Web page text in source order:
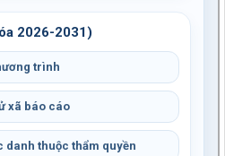
2026-2031)
trình
xã báo cáo
danh thuộc thẩm quyền